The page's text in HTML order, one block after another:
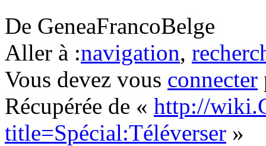
De GeneaFrancoBelge
Aller à :navigation,
Vous devez vous connecter
Récupérée de « http://
title=Spécial:Téléverser »